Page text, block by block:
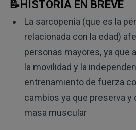
📝HISTORIA EN BREVE
La sarcopenia (que es la
relacionada con la edad)
personas mayores, ya que
la movilidad y la
entrenamiento de fuerza
cambios ya que preserva y
masa muscular